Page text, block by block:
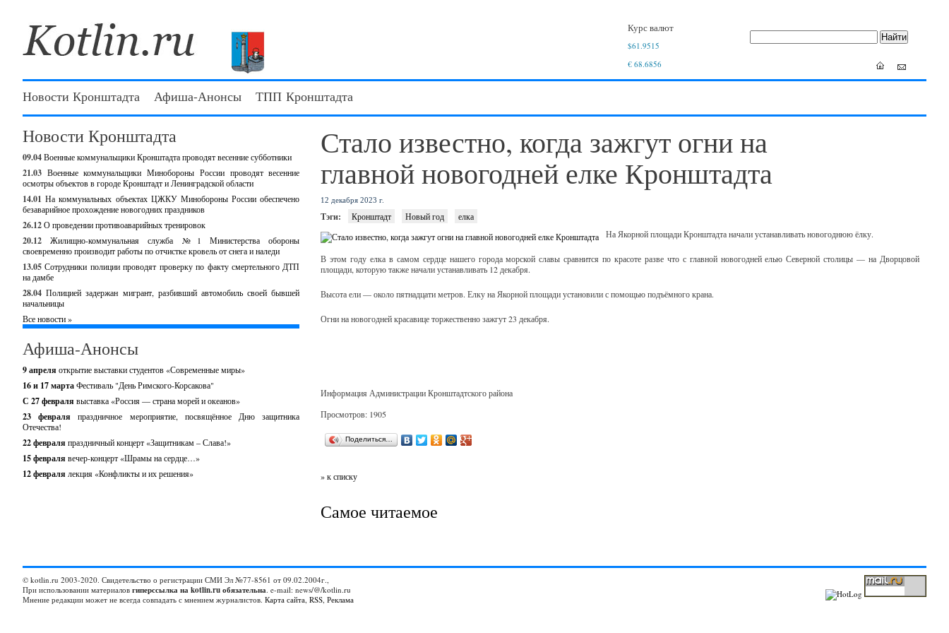
Курс валют
$61.9515
€ 68.6856
Новости Кронштадта Афиша-Анонсы ТПП Кронштадта
Новости Кронштадта
09.04Военные коммунальщики Кронштадта проводят весенние субботники
21.03 Военные коммунальщики Минобороны России проводят весенние
осмотры объектов в городе Кронштадт и Ленинградской области
14.01 На коммунальных объектах ЦЖКУ Минобороны России обеспечено
безаварийное прохождение новогодних праздников
26.12О проведении противоаварийных тренировок
20.12
Жилищно-коммунальная служба №1 Министерства обороны
своевременно производит работы по отчистке кровель от снега и наледи
13.05 Сотрудники полиции проводят проверку по факту смертельного ДТП
на дамбе
28.04 Полицией задержан мигрант, разбивший автомобиль своей бывшей
начальницы
Все новости »
Афиша-Анонсы
9 апреля открытие выставки студентов «Современные миры»
16 и 17 мартаФестиваль "День Римского-Корсакова"
С 27 февраля выставка «Россия — страна морей и океанов»
23 февраляпраздничное мероприятие, посвящённое Дню защитника
Отечества!
22 февраля праздничный концерт «Защитникам – Слава!»
15 февраля вечер-концерт «Шрамы на сердце…»
12 февраля лекция «Конфликты и их решения»
Стало известно, когда зажгут огни на
главной новогодней елке Кронштадта
12 декабря 2023 г.
Тэги: Кронштадт Новый год
елка
На Якорной площади Кронштадта начали устанавливать новогоднюю ёлку.
В этом году елка в самом сердце нашего города морской славы сравнится по красоте разве что с главной новогодней елью Северной столицы — на Дворцовой
площади, которую также начали устанавливать 12 декабря.
Высота ели — около пятнадцати метров. Елку на Якорной площади установили с помощью подъёмного крана.
Огни на новогодней красавице торжественно зажгут 23 декабря.
Информация Администрации Кронштадтского района
Просмотров: 1905
Поделиться…
» к списку
Самое читаемое
© kotlin.ru 2003-2020. Свидетельство о регистрации СМИ Эл №77-8561 от 09.02.2004г.,
При использовании материалов гиперссылка на kotlin.ru обязательна. e-mail: news/@/kotlin.ru
Мнение редакции может не всегда совпадать с мнением журналистов. Карта сайта, RSS, Реклама